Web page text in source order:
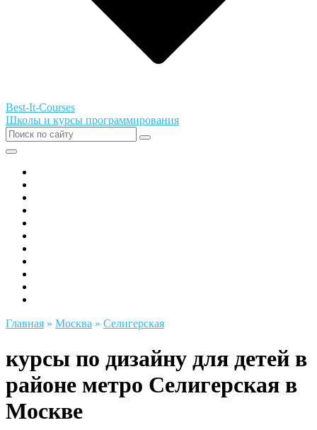
Best-It-Courses
Школы и курсы программирования
Главная » Москва » Селигерская
курсы по дизайну для детей в
районе метро Селигерская в
Москве